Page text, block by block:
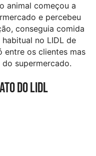
animal começou a
e percebeu
conseguia comida
no LIDL de
entre os clientes mas
supermercado.
do LIDL